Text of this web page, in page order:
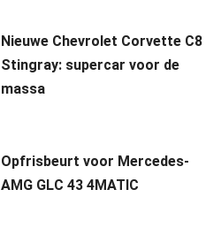
Nieuwe Chevrolet Corvette C8
Stingray: supercar voor de
massa
Opfrisbeurt voor Mercedes-
AMG GLC 43 4MATIC